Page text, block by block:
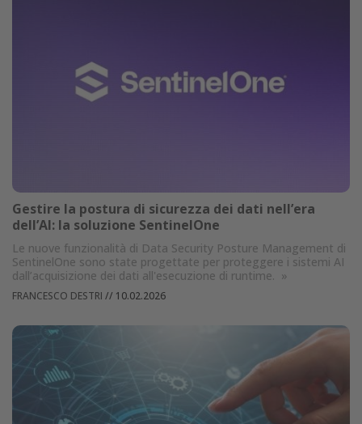
Gestire la postura di sicurezza dei dati nell’era
dell’AI: la soluzione SentinelOne
Le nuove funzionalità di Data Security Posture Management di
SentinelOne sono state progettate per proteggere i sistemi AI
dall’acquisizione dei dati all'esecuzione di runtime. »
FRANCESCO DESTRI // 10.02.2026